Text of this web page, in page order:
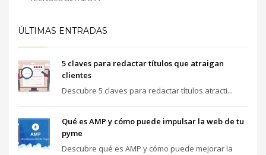
ÚLTIMAS ENTRADAS
5 claves para redactar títulos que atraigan
clientes
Descubre 5 claves para redactar títulos atracti...
Qué es AMP y cómo puede impulsar la web de tu
pyme
Descubre qué es AMP y cómo puede mejorar la